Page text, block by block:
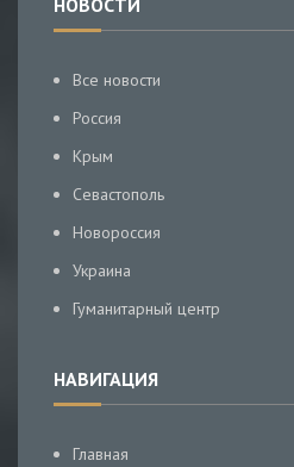
НОВОСТИ
Все новости
Россия
Крым
Севастополь
Новороссия
Украина
Гуманитарный центр
НАВИГАЦИЯ
Главная